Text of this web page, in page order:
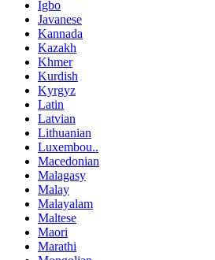
Igbo
Javanese
Kannada
Kazakh
Khmer
Kurdish
Kyrgyz
Latin
Latvian
Lithuanian
Luxembou..
Macedonian
Malagasy
Malay
Malayalam
Maltese
Maori
Marathi